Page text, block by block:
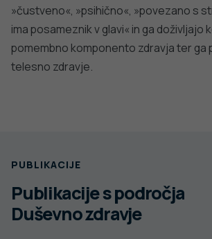
»čustveno«, »psihično«, »povezano s
ima posameznik v glavi« in ga doživljajo
pomembno komponento zdravja ter ga
telesno zdravje.
PUBLIKACIJE
Publikacije s področja
Duševno zdravje